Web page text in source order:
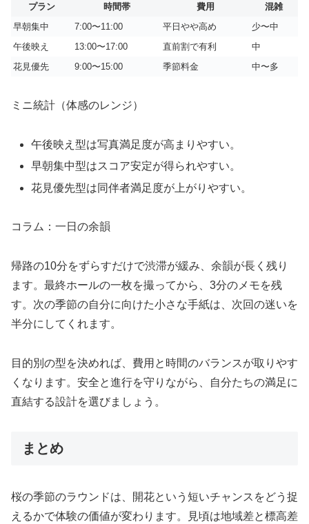
プラン 時間帯 費用
混雑
早朝集中
7:00〜11:00 平日やや高め
少〜中
午後映え
13:00〜17:00 直前割で有利
中
花見優先
9:00〜15:00 季節料金 中〜多
ミニ統計（体感のレンジ）
午後映え型は写真満足度が高まりやすい。
早朝集中型はスコア安定が得られやすい。
花見優先型は同伴者満足度が上がりやすい。
コラム：一日の余韻
帰路の10分をずらすだけで渋滞が緩み、余韻が長く残り
ます。最終ホールの一枚を撮ってから、3分のメモを残
す。次の季節の自分に向けた小さな手紙は、次回の迷いを
半分にしてくれます。
目的別の型を決めれば、費用と時間のバランスが取りやす
くなります。安全と進行を守りながら、自分たちの満足に
直結する設計を選びましょう。
まとめ
桜の季節のラウンドは、開花という短いチャンスをどう捉
えるかで体験の価値が変わります。見頃は地域差と標高差